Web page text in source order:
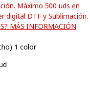
Máximo 500 uds en
digital DTF y Sublimación.
MÁS INFORMACIÓN.
1 color